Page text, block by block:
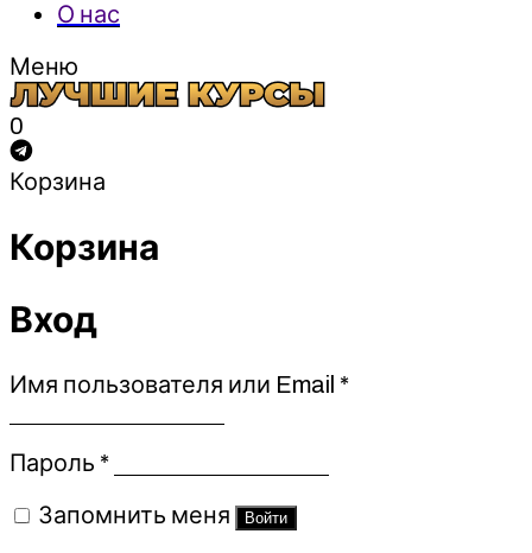
О нас
Меню
0
Корзина
Корзина
Вход
Имя пользователя или Email *Обязательно
Пароль *Обязательно
Запомнить меня Войти